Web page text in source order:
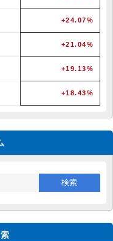
+24.07%
+21.04%
+19.13%
+18.43%